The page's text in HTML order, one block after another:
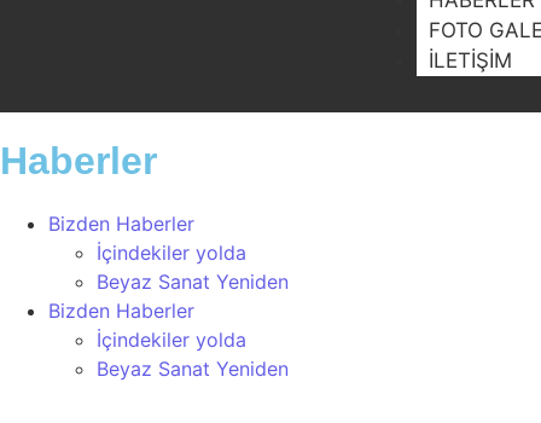
FOTO
İLETIŞIM
Haberler
Bizden Haberler
İçindekiler yolda
Beyaz Sanat Yeniden
Bizden Haberler
İçindekiler yolda
Beyaz Sanat Yeniden